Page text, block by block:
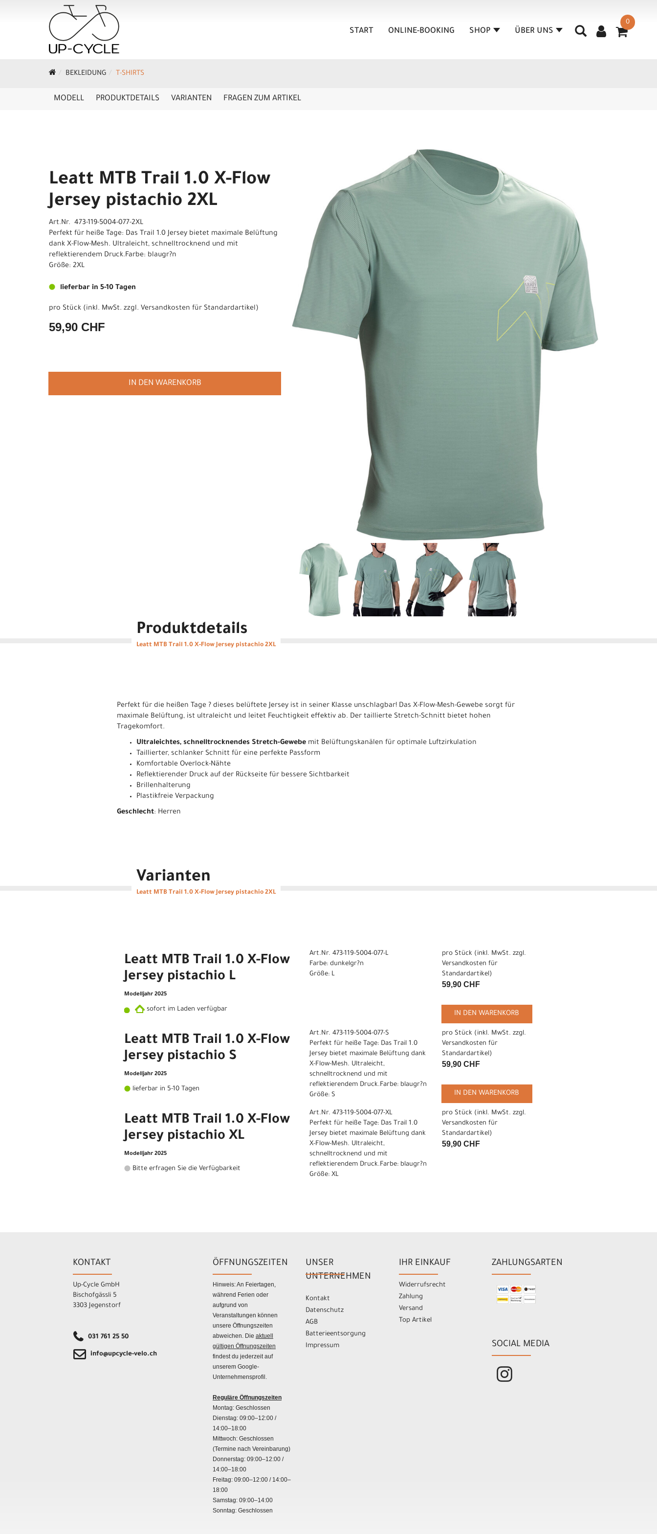
0
START ONLINE-BOOKING SHOP ÜBER UNS
BEKLEIDUNG T-SHIRTS
MODELL PRODUKTDETAILS VARIANTEN FRAGEN ZUM ARTIKEL
Leatt MTB Trail 1.0 X-Flow
Jersey pistachio 2XL
Art.Nr. 473-119-5004-077-2XL
Perfekt für heiße Tage: Das Trail 1.0 Jersey bietet maximale Belüftung
dank X-Flow-Mesh. Ultraleicht, schnelltrocknend und mit
reflektierendem Druck.Farbe: blaugr?n
Größe: 2XL
lieferbar in 5-10 Tagen
pro Stück (inkl. MwSt. zzgl. Versandkosten für Standardartikel)
59,90 CHF
IN DEN WARENKORB
Produktdetails
Leatt MTB Trail 1.0 X-Flow Jersey pistachio 2XL
Perfekt für die heißen Tage ? dieses belüftete Jersey ist in seiner Klasse unschlagbar! Das X-Flow-Mesh-Gewebe sorgt für
maximale Belüftung, ist ultraleicht und leitet Feuchtigkeit effektiv ab. Der taillierte Stretch-Schnitt bietet hohen
Tragekomfort.
Ultraleichtes, schnelltrocknendes Stretch-Gewebe mit Belüftungskanälen für optimale Luftzirkulation
Taillierter, schlanker Schnitt für eine perfekte Passform
Komfortable Overlock-Nähte
Reflektierender Druck auf der Rückseite für bessere Sichtbarkeit
Brillenhalterung
Plastikfreie Verpackung
Geschlecht: Herren
Varianten
Leatt MTB Trail 1.0 X-Flow Jersey pistachio 2XL
Leatt MTB Trail 1.0 X-Flow
Jersey pistachio L
Modelljahr 2025
sofort im Laden verfügbar
Art.Nr. 473-119-5004-077-L
Farbe: dunkelgr?n
Größe: L
pro Stück (inkl. MwSt. zzgl.
Versandkosten für
Standardartikel)
59,90 CHF
IN DEN WARENKORB
Leatt MTB Trail 1.0 X-Flow
Jersey pistachio S
Modelljahr 2025
lieferbar in 5-10 Tagen
Art.Nr. 473-119-5004-077-S
Perfekt für heiße Tage: Das Trail 1.0
Jersey bietet maximale Belüftung dank
X-Flow-Mesh. Ultraleicht,
schnelltrocknend und mit
reflektierendem Druck.Farbe: blaugr?n
Größe: S
pro Stück (inkl. MwSt. zzgl.
Versandkosten für
Standardartikel)
59,90 CHF
IN DEN WARENKORB
Leatt MTB Trail 1.0 X-Flow
Jersey pistachio XL
Modelljahr 2025
Bitte erfragen Sie die Verfügbarkeit
Art.Nr. 473-119-5004-077-XL
Perfekt für heiße Tage: Das Trail 1.0
Jersey bietet maximale Belüftung dank
X-Flow-Mesh. Ultraleicht,
schnelltrocknend und mit
reflektierendem Druck.Farbe: blaugr?n
Größe: XL
pro Stück (inkl. MwSt. zzgl.
Versandkosten für
Standardartikel)
59,90 CHF
KONTAKT
Up-Cycle GmbH
Bischofgässli 5
3303 Jegenstorf
031 761 25 50
info@upcycle-velo.ch
ÖFFNUNGSZEITEN
Hinweis: An Feiertagen,
während Ferien oder
aufgrund von
Veranstaltungen können
unsere Öffnungszeiten
abweichen. Die aktuell
gültigen Öffnungszeiten
findest du jederzeit auf
unserem Google-
Unternehmensprofil.
Reguläre Öffnungszeiten
Montag: Geschlossen
Dienstag: 09:00–12:00 /
14:00–18:00
Mittwoch: Geschlossen
(Termine nach Vereinbarung)
Donnerstag: 09:00–12:00 /
14:00–18:00
Freitag: 09:00–12:00 / 14:00–
18:00
Samstag: 09:00–14:00
Sonntag: Geschlossen
UNSER
UNTERNEHMEN
Kontakt
Datenschutz
AGB
Batterieentsorgung
Impressum
IHR EINKAUF
Widerrufsrecht
Zahlung
Versand
Top Artikel
ZAHLUNGSARTEN
SOCIAL MEDIA